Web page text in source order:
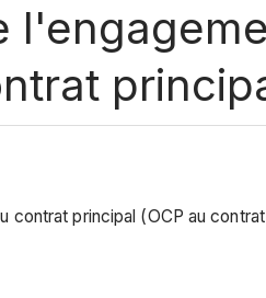
contrat principal (OCP au